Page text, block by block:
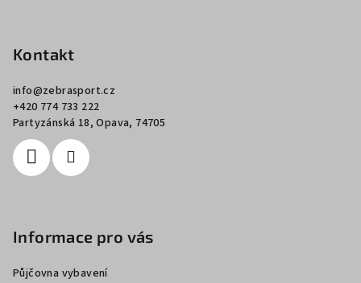
Kontakt
info@zebrasport.cz
+420 774 733 222
Partyzánská 18, Opava, 74705
Informace pro vás
Půjčovna vybavení